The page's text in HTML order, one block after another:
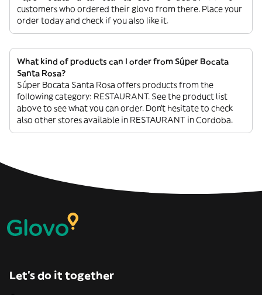
customers who ordered their glovo from there. Place your
order today and check if you also like it.
What kind of products can I order from Súper Bocata
Santa Rosa?
Súper Bocata Santa Rosa offers products from the
following category: RESTAURANT. See the product list
above to see what you can order. Don’t hesitate to check
also other stores available in RESTAURANT in Cordoba.
Let’s do it together